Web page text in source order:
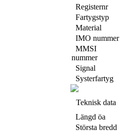
Registernr
Fartygstyp
Material
IMO nummer
MMSI
nummer
Signal
Systerfartyg
Teknisk data
Längd öa
Största bredd